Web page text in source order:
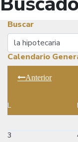
Buscar
Buscar
Calendario
Anterior
L
3